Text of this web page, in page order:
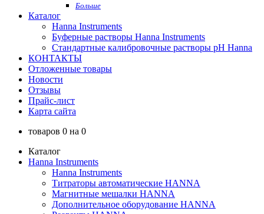
Больше
Каталог
Hanna Instruments
Буферные растворы Hanna Instruments
Стандартные калибровочные растворы pH Hanna
КОНТАКТЫ
Отложенные товары
Новости
Отзывы
Прайс-лист
Карта сайта
товаров 0 на 0
Каталог
Hanna Instruments
Hanna Instruments
Титраторы автоматические HANNA
Магнитные мешалки HANNA
Дополнительное оборудование HANNA